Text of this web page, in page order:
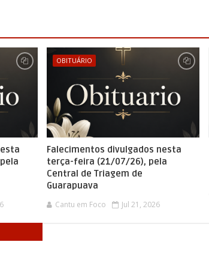
OBITUÁRIO
Falecimentos divulgados nesta
terça-feira (21/07/26), pela
Central de Triagem de
Guarapuava
Cantu em Foco Jul 21, 2026